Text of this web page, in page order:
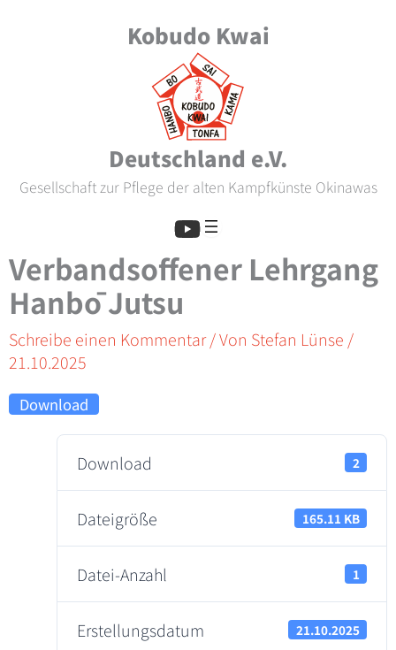
Kobudo Kwai
Deutschland e.V.
Gesellschaft zur Pflege der alten Kampfkünste Okinawas
Verbandsoffener Lehrgang
Hanbō Jutsu
Schreibe einen Kommentar / Von Stefan Lünse /
21.10.2025
Download
Download 2
Dateigröße 165.11 KB
Datei-Anzahl 1
Erstellungsdatum 21.10.2025